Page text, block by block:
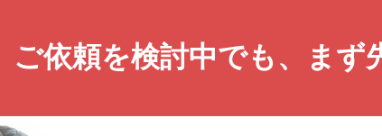
ご依頼を検討中でも、まず